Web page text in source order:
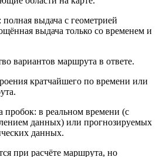
полная выдача с геометрией
выдача только со временем и
вариантов маршрута в ответе.
кратчайшего по времени или
пробок: в реальном времени (с
данных) или прогнозируемых
данных.
при расчёте маршрута, но